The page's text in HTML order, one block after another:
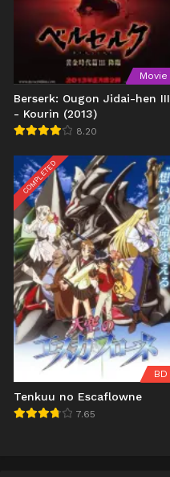
Movie
Berserk: Ougon Jidai-hen III
- Kourin (2013)
8.20
COMPLETED
BD
Tenkuu no Escaflowne
7.65